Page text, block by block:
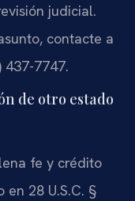
judicial.
contacte a
437-7747.
de otro estado
fe y crédito
28 U.S.C. §